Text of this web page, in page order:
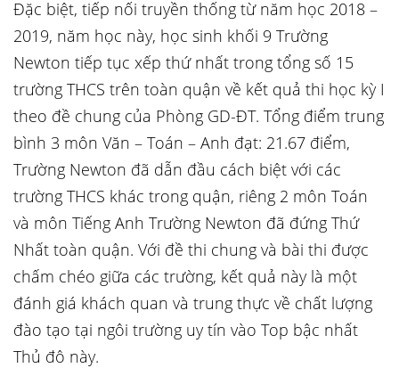
Đặc biệt, tiếp nối truyền thống từ năm học 2018 –
2019, năm học này, học sinh khối 9 Trường
Newton tiếp tục xếp thứ nhất trong tổng số 15
trường THCS trên toàn quận về kết quả thi học kỳ I
theo đề chung của Phòng GD-ĐT. Tổng điểm trung
bình 3 môn Văn – Toán – Anh đạt: 21.67 điểm,
Trường Newton đã dẫn đầu cách biệt với các
trường THCS khác trong quận, riêng 2 môn Toán
và môn Tiếng Anh Trường Newton đã đứng Thứ
Nhất toàn quận. Với đề thi chung và bài thi được
chấm chéo giữa các trường, kết quả này là một
đánh giá khách quan và trung thực về chất lượng
đào tạo tại ngôi trường uy tín vào Top bậc nhất
Thủ đô này.